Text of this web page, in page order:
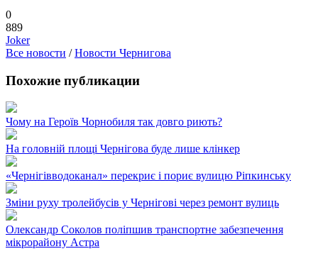
0
889
Joker
Все новости /Новости Чернигова
Похожие публикации
Чому на Героїв Чорнобиля так довго риють?
На головній площі Чернігова буде лише клінкер
«Чернігівводоканал» перекриє і пориє вулицю Ріпкинську
Зміни руху тролейбусів у Чернігові через ремонт вулиць
Олександр Соколов поліпшив транспортне забезпечення
мікрорайону Астра